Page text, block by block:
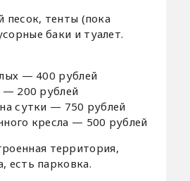
песок, тенты (пока
баки и туалет.
— 400 рублей
— 200 рублей
сутки — 750 рублей
кресла — 500 рублей
территория,
есть парковка.